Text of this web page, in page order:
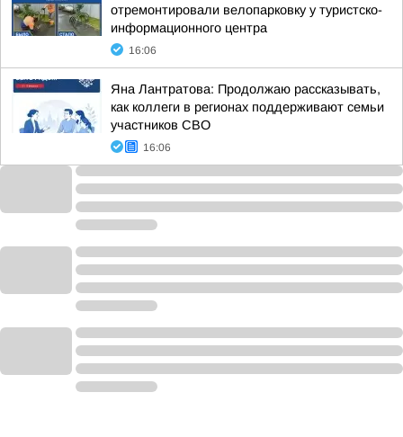
отремонтировали велопарковку у туристско-
информационного центра
16:06
Яна Лантратова: Продолжаю рассказывать,
как коллеги в регионах поддерживают семьи
участников СВО
16:06